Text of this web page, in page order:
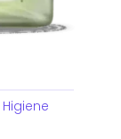
Higiene